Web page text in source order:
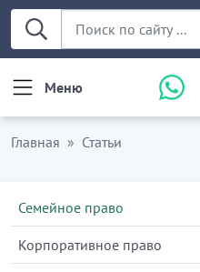
Меню
Главная Статьи
Семейное право
Корпоративное право